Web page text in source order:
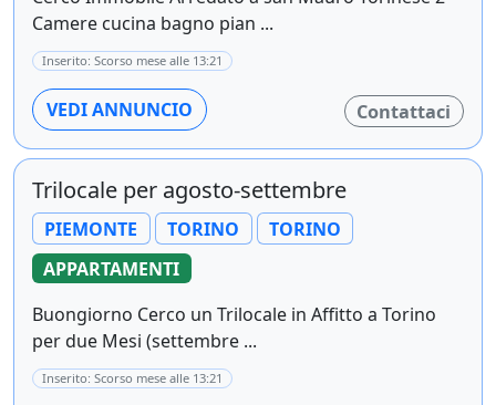
Camere cucina bagno pian ...
Inserito: Scorso mese alle 13:21
VEDI ANNUNCIO Contattaci
Trilocale per agosto-settembre
PIEMONTE TORINO
TORINO
APPARTAMENTI
Buongiorno Cerco un Trilocale in Affitto a Torino
per due Mesi (settembre ...
Inserito: Scorso mese alle 13:21